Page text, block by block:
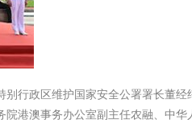
行政区维护国家安全公署署长董
港澳事务办公室副主任农融、中